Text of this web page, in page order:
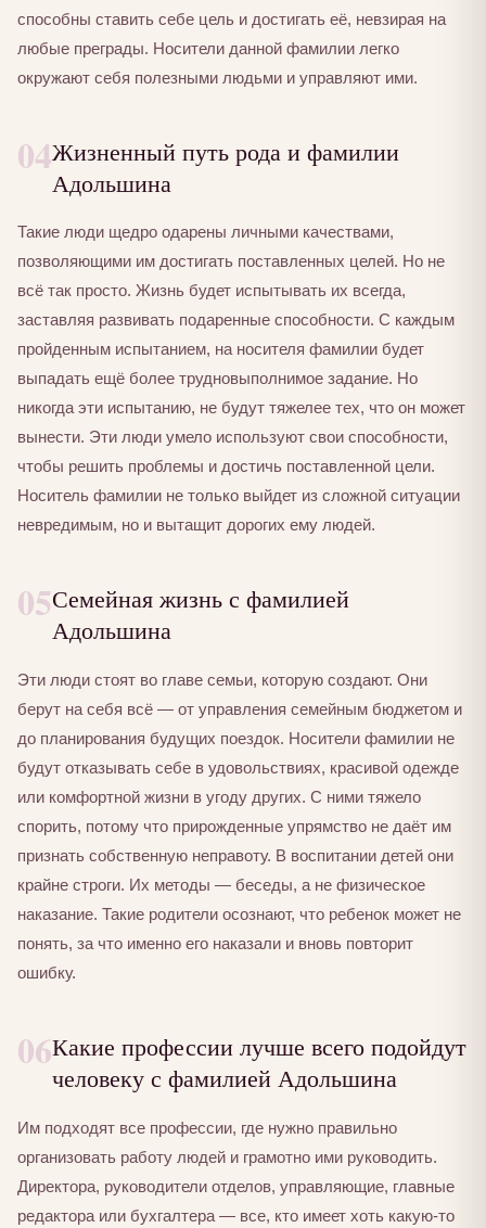
способны ставить себе цель и достигать её, невзирая на
любые преграды. Носители данной фамилии легко
окружают себя полезными людьми и управляют ими.
04Жизненный путь рода и фамилии
Адольшина
Такие люди щедро одарены личными качествами,
позволяющими им достигать поставленных целей. Но не
всё так просто. Жизнь будет испытывать их всегда,
заставляя развивать подаренные способности. С каждым
пройденным испытанием, на носителя фамилии будет
выпадать ещё более трудновыполнимое задание. Но
никогда эти испытанию, не будут тяжелее тех, что он может
вынести. Эти люди умело используют свои способности,
чтобы решить проблемы и достичь поставленной цели.
Носитель фамилии не только выйдет из сложной ситуации
невредимым, но и вытащит дорогих ему людей.
05Семейная жизнь с фамилией
Адольшина
Эти люди стоят во главе семьи, которую создают. Они
берут на себя всё — от управления семейным бюджетом и
до планирования будущих поездок. Носители фамилии не
будут отказывать себе в удовольствиях, красивой одежде
или комфортной жизни в угоду других. С ними тяжело
спорить, потому что прирожденные упрямство не даёт им
признать собственную неправоту. В воспитании детей они
крайне строги. Их методы — беседы, а не физическое
наказание. Такие родители осознают, что ребенок может не
понять, за что именно его наказали и вновь повторит
ошибку.
06Какие профессии лучше всего подойдут
человеку с фамилией Адольшина
Им подходят все профессии, где нужно правильно
организовать работу людей и грамотно ими руководить.
Директора, руководители отделов, управляющие, главные
редактора или бухгалтера — все, кто имеет хоть какую-то